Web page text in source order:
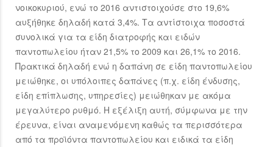
νοικοκυριού, ενώ το 2016 αντιστοιχούσε στο 19,6%
αυξήθηκε δηλαδή κατά 3,4%. Τα αντίστοιχα ποσοστά
συνολικά για τα είδη διατροφής και ειδών
παντοπωλείου ήταν 21,5% το 2009 και 26,1% το 2016.
Πρακτικά δηλαδή ενώ η δαπάνη σε είδη παντοπωλείου
μειώθηκε, οι υπόλοιπες δαπάνες (π.χ. είδη ένδυσης,
είδη επίπλωσης, υπηρεσίες) μειώθηκαν με ακόμα
μεγαλύτερο ρυθμό. Η εξέλιξη αυτή, σύμφωνα με την
έρευνα, είναι αναμενόμενη καθώς τα περισσότερα
από τα προϊόντα παντοπωλείου και ειδικά τα είδη